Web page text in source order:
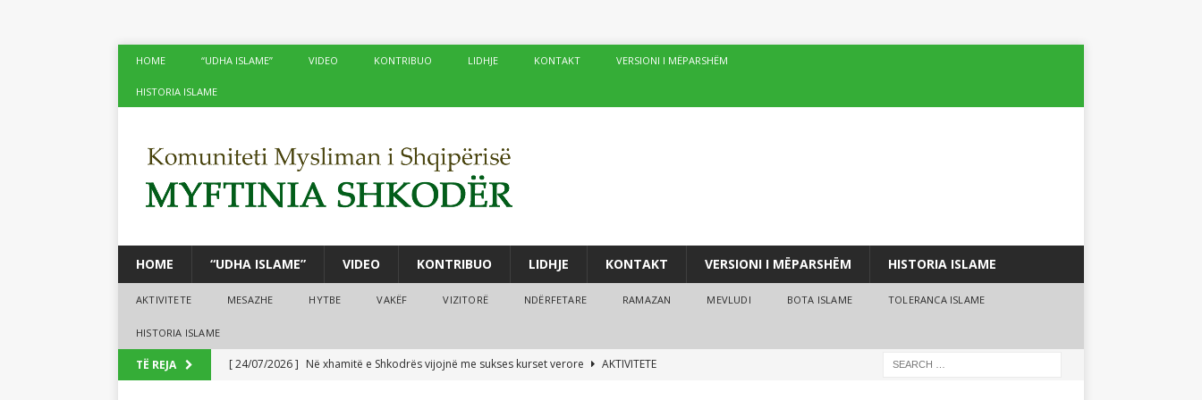
HOME “UDHA ISLAME” VIDEO KONTRIBUO LIDHJE KONTAKT VERSIONI I MËPARSHËM
HISTORIA ISLAME
HOME “UDHA ISLAME” VIDEO KONTRIBUO LIDHJE KONTAKT VERSIONI I MËPARSHËM HISTORIA ISLAME
AKTIVITETE MESAZHE HYTBE VAKËF VIZITORË NDËRFETARE RAMAZAN MEVLUDI BOTA ISLAME TOLERANCA ISLAME
HISTORIA ISLAME
TË REJA [ 24/07/2026 ] Në xhamitë e Shkodrës vijojnë me sukses kurset verore
AKTIVITETE